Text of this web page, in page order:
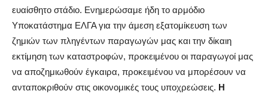
ευαίσθητο στάδιο. Ενημερώσαμε ήδη το αρμόδιο
Υποκατάστημα ΕΛΓΑ για την άμεση εξατομίκευση των
ζημιών των πληγέντων παραγωγών μας και την δίκαιη
εκτίμηση των καταστροφών, προκειμένου οι παραγωγοί μας
να αποζημιωθούν έγκαιρα, προκειμένου να μπορέσουν να
ανταποκριθούν στις οικονομικές τους υποχρεώσεις. Η